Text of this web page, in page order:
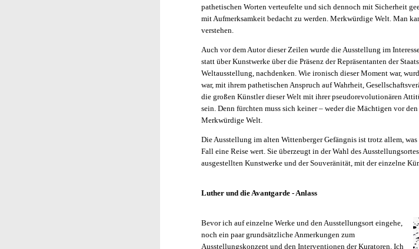
pathetischen Worten verteufelte und sich dennoch mit Sicherheit
mit Aufmerksamkeit bedacht zu werden. Merkwürdige Welt. Man
verstehen.
Auch vor dem Autor dieser Zeilen wurde die Ausstellung im
statt über Kunstwerke über die Präsenz der Repräsentanten der
Weltausstellung, nachdenken. Wie ironisch dieser Moment war,
war, mit ihrem pathetischen Anspruch auf Wahrheit,
die großen Künstler dieser Welt mit ihrer pseudorevolutionären
sein. Denn fürchten muss sich keiner – weder die Mächtigen vor
Merkwürdige Welt.
Die Ausstellung im alten Wittenberger Gefängnis ist trotz allem,
Fall eine Reise wert. Sie überzeugt in der Wahl des
ausgestellten Kunstwerke und der Souveränität, mit der einzelne
Luther und die Avantgarde - Anlass
Bevor ich auf einzelne Werke und den Ausstellungsort eingehe,
noch ein paar grundsätzliche Anmerkungen zum
Ausstellungskonzept und den Interventionen der Kuratoren. Ich